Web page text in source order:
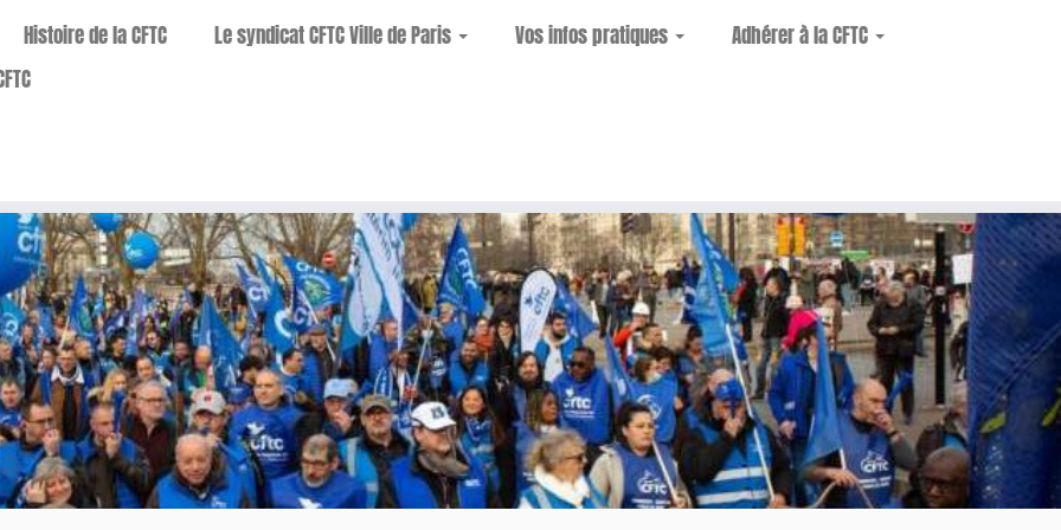
Histoire de la CFTC Le syndicat CFTC Ville de Paris Vos infos pratiques
Adhérer à la CFTC